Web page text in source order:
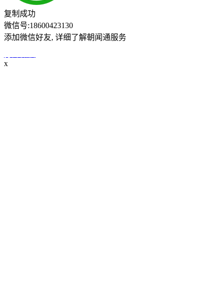
复制成功
微信号:18600423130
添加微信好友, 详细了解朝闻通服务
x